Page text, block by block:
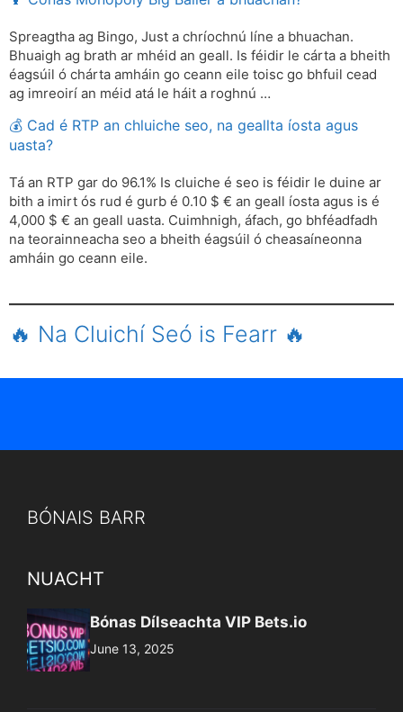
Spreagtha ag Bingo, Just a chríochnú líne a bhuachan.
Bhuaigh ag brath ar mhéid an geall. Is féidir le cárta a bheith
éagsúil ó chárta amháin go ceann eile toisc go bhfuil cead
ag imreoirí an méid atá le háit a roghnú …
💰 Cad é RTP an chluiche seo, na geallta íosta agus
uasta?
Tá an RTP gar do 96.1% Is cluiche é seo is féidir le duine ar
bith a imirt ós rud é gurb é 0.10 $ € an geall íosta agus is é
4,000 $ € an geall uasta. Cuimhnigh, áfach, go bhféadfadh
na teorainneacha seo a bheith éagsúil ó cheasaíneonna
amháin go ceann eile.
🔥 Na Cluichí Seó is Fearr 🔥
BÓNAIS BARR
NUACHT
Bónas Dílseachta VIP Bets.io
June 13, 2025